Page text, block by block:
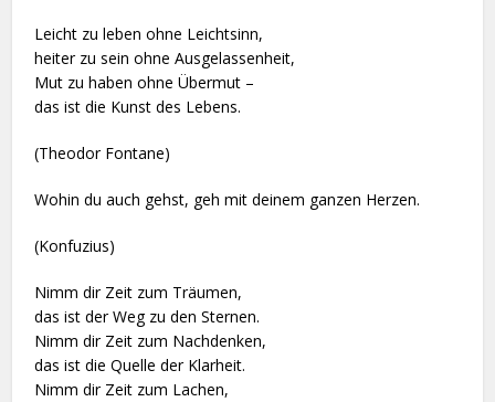
Leicht zu leben ohne Leichtsinn,
heiter zu sein ohne Ausgelassenheit,
Mut zu haben ohne Übermut –
das ist die Kunst des Lebens.
(Theodor Fontane)
Wohin du auch gehst, geh mit deinem ganzen Herzen.
(Konfuzius)
Nimm dir Zeit zum Träumen,
das ist der Weg zu den Sternen.
Nimm dir Zeit zum Nachdenken,
das ist die Quelle der Klarheit.
Nimm dir Zeit zum Lachen,